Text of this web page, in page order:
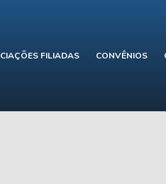
FILIADAS CONVÊNIOS